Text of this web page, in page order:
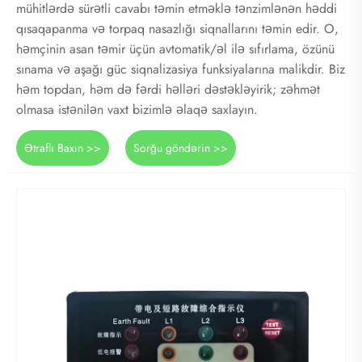
mühitlərdə sürətli cavabı təmin etməklə tənzimlənən həddi
qısaqapanma və torpaq nasazlığı siqnallarını təmin edir. O,
həmçinin asan təmir üçün avtomatik/əl ilə sıfırlama, özünü
sınama və aşağı güc siqnalizasiya funksiyalarına malikdir. Biz
həm topdan, həm də fərdi həlləri dəstəkləyirik; zəhmət
olmasa istənilən vaxt bizimlə əlaqə saxlayın.
Ətraflı Baxın >> Sorğu göndərin >>